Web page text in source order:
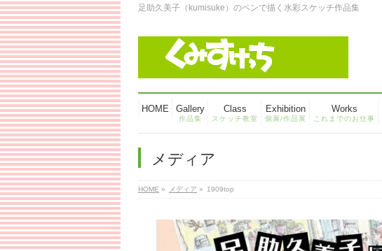
足助久美子（kumisuke）のペンで描く水彩スケッチ作品集
HOME Gallery
作品集
Class
スケッチ教室
Exhibition
個展/作品展
Works
これまでのお仕事
メディア
HOME » メディア » 1909top